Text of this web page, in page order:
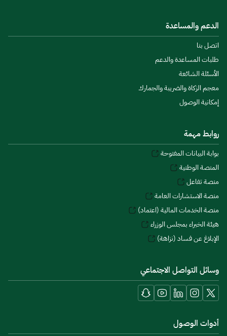
الدعم والمساعدة
اتصل بنا
طلبات المساعدة والدعم
الأسئلة الشائعة
معجم الزكاة والضريبة والجمارك
إمكانية الوصول
روابط مهمة
بوابة البيانات المفتوحة
المنصة الوطنية
منصة تفاعل
منصة الاستشارات العامة
منصة الخدمات المالية (اعتماد)
هيئة الخبراء بمجلس الوزراء
الإبلاغ عن فساد (نزاهة)
وسائل التواصل الاجتماعي
أدوات الوصول